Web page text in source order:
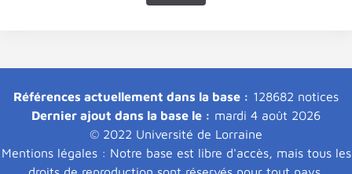
Références actuellement dans la base : 128682 notices
Dernier ajout dans la base le : mardi 4 août 2026
© 2022 Université de Lorraine
Mentions légales : Notre base est libre d'accès, mais tous les